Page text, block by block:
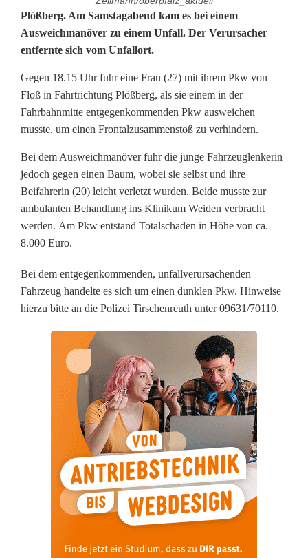
F
a
h
r
e
r
f
l
u
h
t
Plößberg. Am Samstagabend kam es bei einem
Ausweichmanöver zu einem Unfall. Der Verursacher
entfernte sich vom Unfallort.
Gegen 18.15 Uhr fuhr eine Frau (27) mit ihrem Pkw von
Floß in Fahrtrichtung Plößberg, als sie einem in der
Fahrbahnmitte entgegenkommenden Pkw ausweichen
musste, um einen Frontalzusammenstoß zu verhindern.
Bei dem Ausweichmanöver fuhr die junge Fahrzeuglenkerin
jedoch gegen einen Baum, wobei sie selbst und ihre
Beifahrerin (20) leicht verletzt wurden. Beide musste zur
ambulanten Behandlung ins Klinikum Weiden verbracht
werden. Am Pkw entstand Totalschaden in Höhe von ca.
8.000 Euro.
Bei dem entgegenkommenden, unfallverursachenden
Fahrzeug handelte es sich um einen dunklen Pkw. Hinweise
hierzu bitte an die Polizei Tirschenreuth unter 09631/70110.